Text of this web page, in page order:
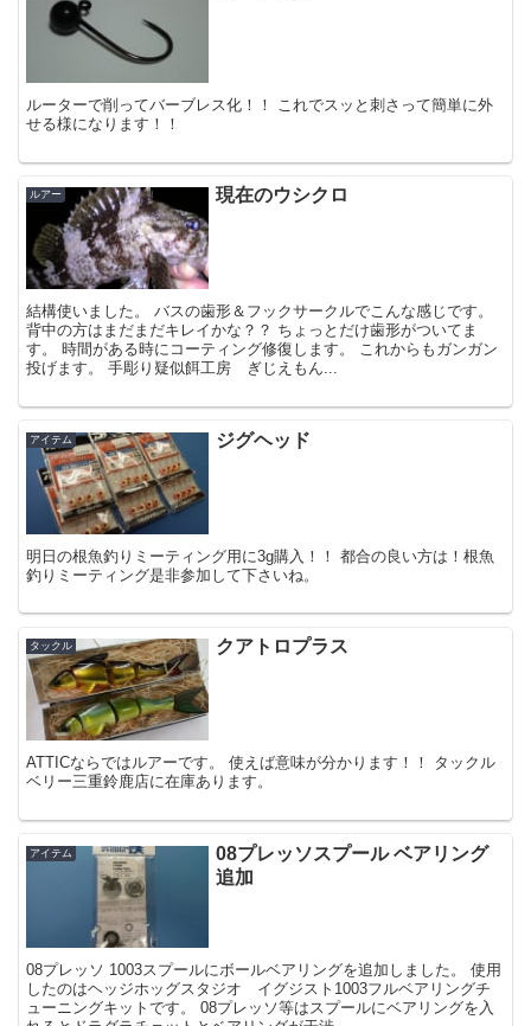
ルーターで削ってバーブレス化！！ これでスッと刺さって簡単に外
せる様になります！！
ルアー 現在のウシクロ
結構使いました。 バスの歯形＆フックサークルでこんな感じです。
背中の方はまだまだキレイかな？？ ちょっとだけ歯形がついてま
す。 時間がある時にコーティング修復します。 これからもガンガン
投げます。 手彫り疑似餌工房 ぎじえもん...
アイテム ジグヘッド
明日の根魚釣りミーティング用に3g購入！！ 都合の良い方は！根魚
釣りミーティング是非参加して下さいね。
タックル クアトロプラス
ATTICならではルアーです。 使えば意味が分かります！！ タックル
ベリー三重鈴鹿店に在庫あります。
アイテム
08プレッソスプール ベアリング
追加
08プレッソ 1003スプールにボールベアリングを追加しました。 使用
したのはヘッジホッグスタジオ イグジスト1003フルベアリングチ
ューニングキットです。 08プレッソ等はスプールにベアリングを入